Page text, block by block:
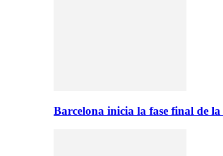
Barcelona inicia la fase final de